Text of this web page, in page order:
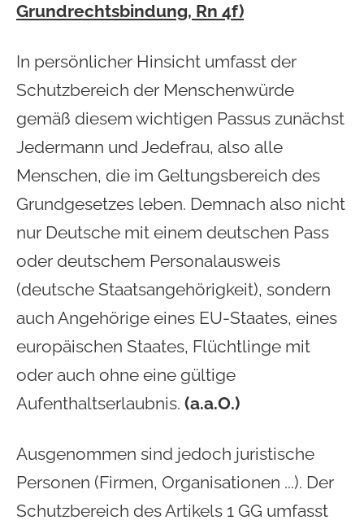
Grundrechtsbindung, Rn 4f)
In persönlicher Hinsicht umfasst der
Schutzbereich der Menschenwürde
gemäß diesem wichtigen Passus zunächst
Jedermann und Jedefrau, also alle
Menschen, die im Geltungsbereich des
Grundgesetzes leben. Demnach also nicht
nur Deutsche mit einem deutschen Pass
oder deutschem Personalausweis
(deutsche Staatsangehörigkeit), sondern
auch Angehörige eines EU-Staates, eines
europäischen Staates, Flüchtlinge mit
oder auch ohne eine gültige
Aufenthaltserlaubnis. (a.a.O.)
Ausgenommen sind jedoch juristische
Personen (Firmen, Organisationen ...). Der
Schutzbereich des Artikels 1 GG umfasst